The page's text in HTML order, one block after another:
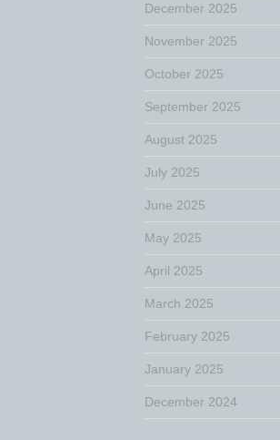
December 2025
November 2025
October 2025
September 2025
August 2025
July 2025
June 2025
May 2025
April 2025
March 2025
February 2025
January 2025
December 2024